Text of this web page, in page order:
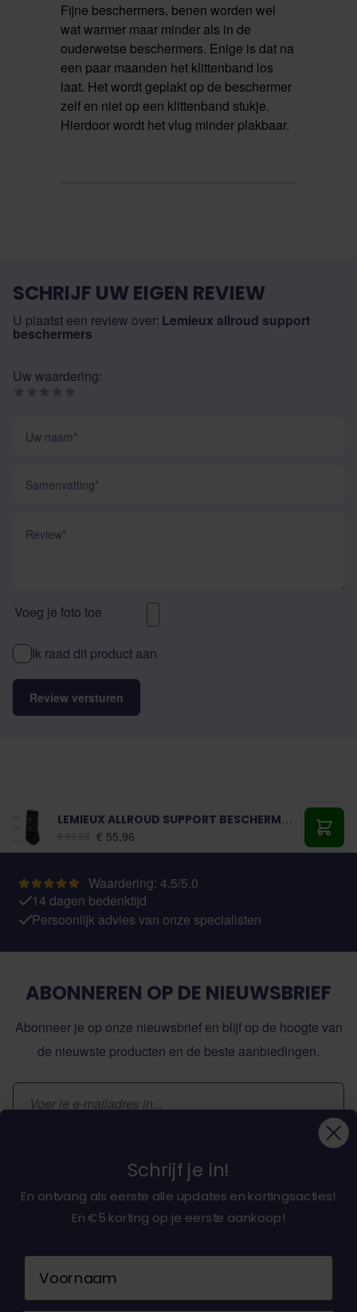
Fijne beschermers, benen worden wel
wat warmer maar minder als in de
ouderwetse beschermers. Enige is dat na
een paar maanden het klittenband los
laat. Het wordt geplakt op de beschermer
zelf en niet op een klittenband stukje.
Hierdoor wordt het vlug minder plakbaar.
SCHRIJF UW EIGEN REVIEW
U plaatst een review over: Lemieux allroud support
beschermers
Uw waardering:
Voeg je foto toe
Ik raad dit product aan
Review versturen
LEMIEUX ALLROUD SUPPORT BESCHERMERS
Vanaf:
€ 55,96
Waardering: 4.5/5.0
14 dagen bedenktijd
Persoonlijk advies van onze specialisten
ABONNEREN OP DE NIEUWSBRIEF
Abonneer je op onze nieuwsbrief en blijf op de hoogte van
de nieuwste producten en de beste aanbiedingen.
E-mailadres
Over ons
Klantenservice
Schrijf je in!
En ontvang als eerste alle updates en kortingsacties!
En €5 korting op je eerste aankoop!